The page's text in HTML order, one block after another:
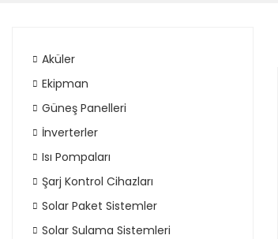
Aküler
Ekipman
Güneş Panelleri
İnverterler
Isı Pompaları
Şarj Kontrol Cihazları
Solar Paket Sistemler
Solar Sulama Sistemleri